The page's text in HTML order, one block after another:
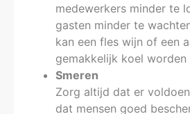
medewerkers minder te
gasten minder te
kan een fles wijn of een
gemakkelijk koel worden
Smeren
Zorg altijd dat er
dat mensen goed